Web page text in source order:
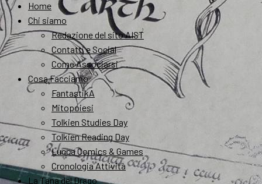
Home
Chi siamo
Redazione del sito AIST
Contatti e Social
Come Associarsi
Cosa Facciamo
FantastikA
Mitopoiesi
Tolkien Studies Day
Tolkien Reading Day
Lucca Comics & Games
Cronologia Attività
La Tana del Drago